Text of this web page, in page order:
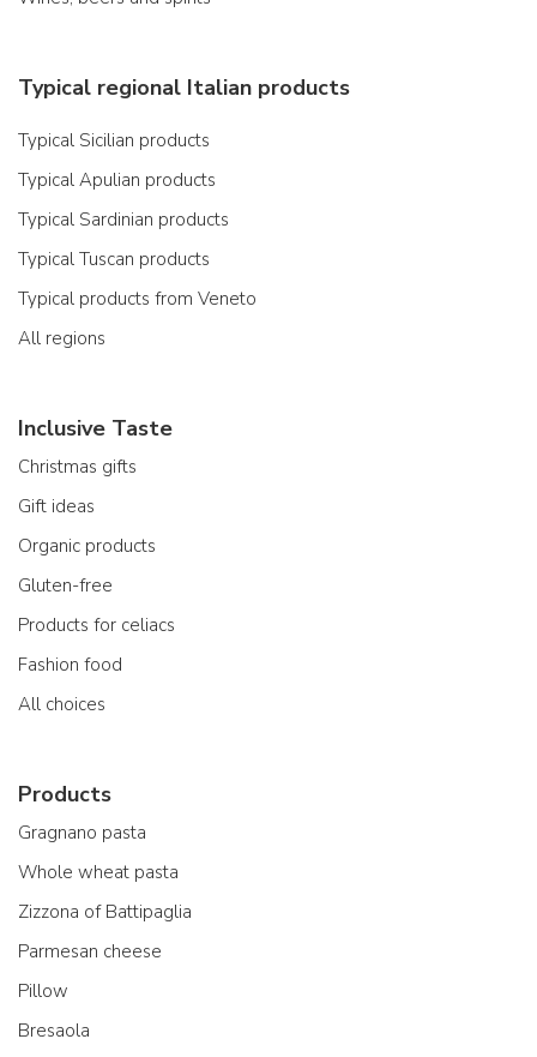
Typical regional Italian products
Typical Sicilian products
Typical Apulian products
Typical Sardinian products
Typical Tuscan products
Typical products from Veneto
All regions
Inclusive Taste
Christmas gifts
Gift ideas
Organic products
Gluten-free
Products for celiacs
Fashion food
All choices
Products
Gragnano pasta
Whole wheat pasta
Zizzona of Battipaglia
Parmesan cheese
Pillow
Bresaola